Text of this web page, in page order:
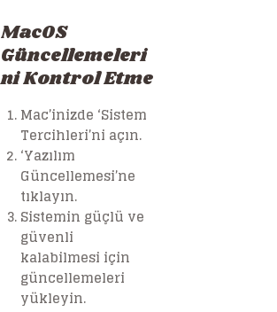
MacOS
Güncellemeleri
ni Kontrol Etme
Mac’inizde ‘Sistem
Tercihleri’ni açın.
‘Yazılım
Güncellemesi’ne
tıklayın.
Sistemin güçlü ve
güvenli
kalabilmesi için
güncellemeleri
yükleyin.